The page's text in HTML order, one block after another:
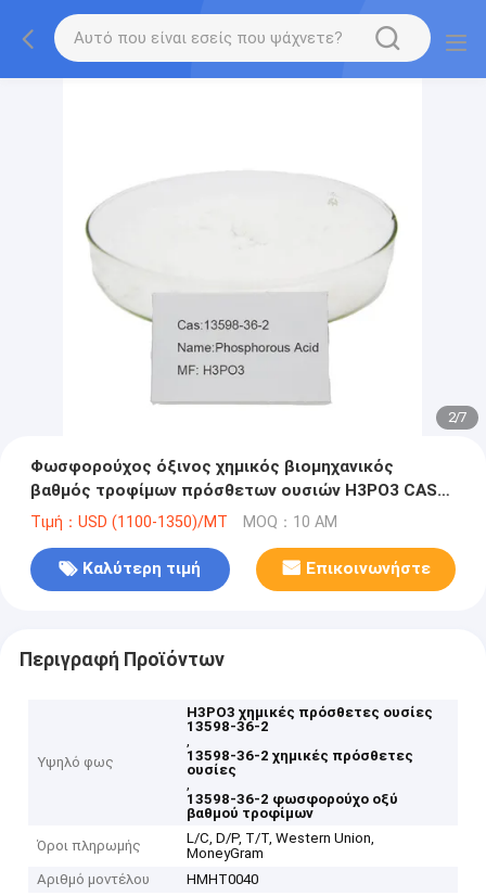
2/7
Φωσφορούχος όξινος χημικός βιομηχανικός
βαθμός τροφίμων πρόσθετων ουσιών H3PO3 CAS
13598-36-2
Τιμή：USD (1100-1350)/MT MOQ：10 ΑΜ
Καλύτερη τιμή Επικοινωνήστε
Περιγραφή Προϊόντων
Υψηλό φως
H3PO3 χημικές πρόσθετες ουσίες
13598-36-2
,
13598-36-2 χημικές πρόσθετες
ουσίες
,
13598-36-2 φωσφορούχο οξύ
βαθμού τροφίμων
Όροι πληρωμής
L/C, D/P, T/T, Western Union,
MoneyGram
Αριθμό μοντέλου
HMHT0040